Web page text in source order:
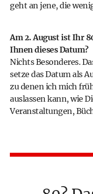
geht an jene, die
Am 2. August ist Ihr
Ihnen dieses Datum?
Nichts Besonderes.
setze das Datum als
zu denen ich mich
auslassen kann, wie
Veranstaltungen,